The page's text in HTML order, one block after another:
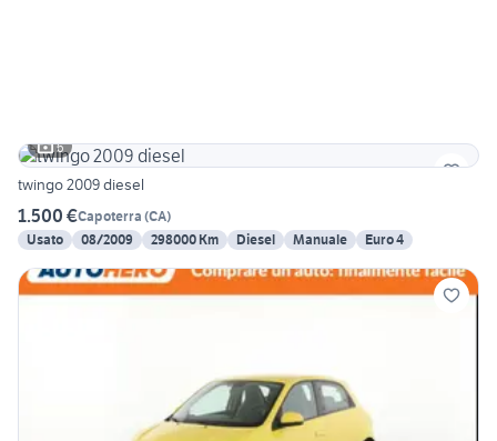
6
twingo 2009 diesel
1.500 €Capoterra (CA)
Usato
08/2009 298000 Km Diesel Manuale Euro 4